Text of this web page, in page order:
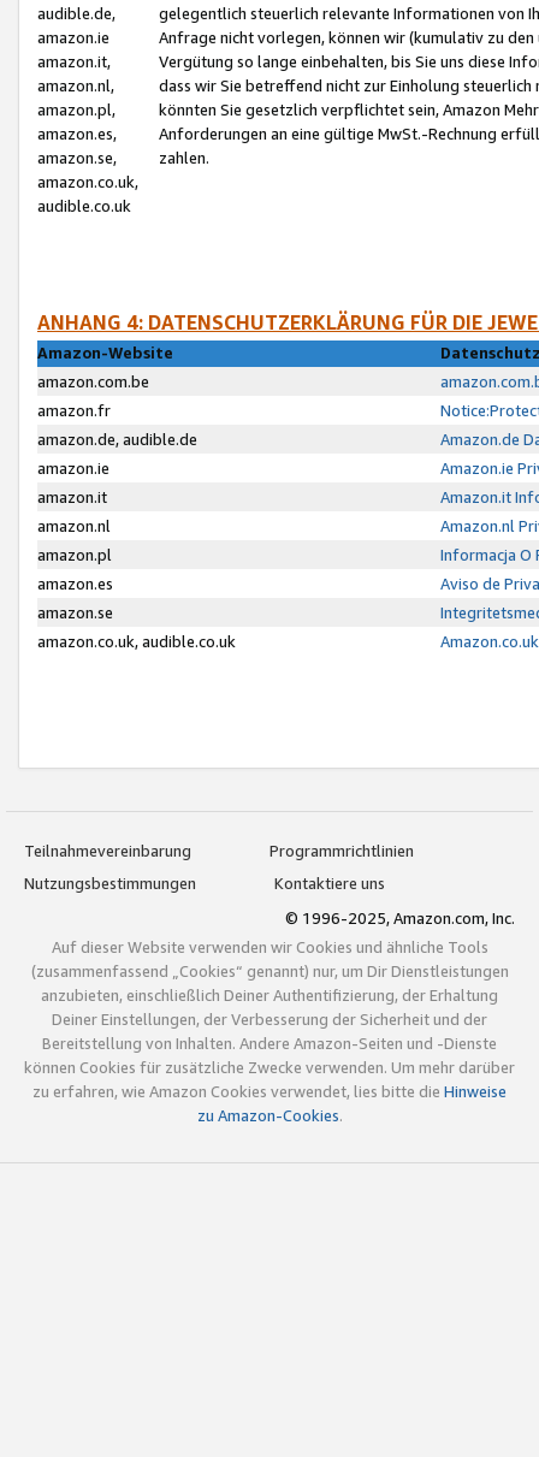
audible.de,
amazon.ie
amazon.it,
amazon.nl,
amazon.pl,
amazon.es,
amazon.se,
amazon.co.uk,
audible.co.uk
gelegentlich steuerlich relevante Informationen von
Anfrage nicht vorlegen, können wir (kumulativ zu
Vergütung so lange einbehalten, bis Sie uns diese
dass wir Sie betreffend nicht zur Einholung
könnten Sie gesetzlich verpflichtet sein, Amazon
Anforderungen an eine gültige MwSt.-Rechnung
zahlen.
ANHANG 4: DATENSCHUTZERKLÄRUNG FÜR DIE
Amazon-Website
amazon.com.be
amazon.fr
amazon.de, audible.de
Amazon.de
amazon.ie
Amazon.ie
amazon.it
Amazon.it
amazon.nl
Amazon.nl
amazon.pl
Informacja O
amazon.es
Aviso de
amazon.se
amazon.co.uk, audible.co.uk
Teilnahmevereinbarung
Programmrichtlinien
Nutzungsbestimmungen
Kontaktiere uns
© 1996-2025, Amazon.com, Inc.
Auf dieser Website verwenden wir Cookies und ähnliche Tools
(zusammenfassend „Cookies“ genannt) nur, um Dir Dienstleistungen
anzubieten, einschließlich Deiner Authentifizierung, der Erhaltung
Deiner Einstellungen, der Verbesserung der Sicherheit und der
Bereitstellung von Inhalten. Andere Amazon-Seiten und -Dienste
können Cookies für zusätzliche Zwecke verwenden. Um mehr darüber
zu erfahren, wie Amazon Cookies verwendet, lies bitte die Hinweise
zu Amazon-Cookies.